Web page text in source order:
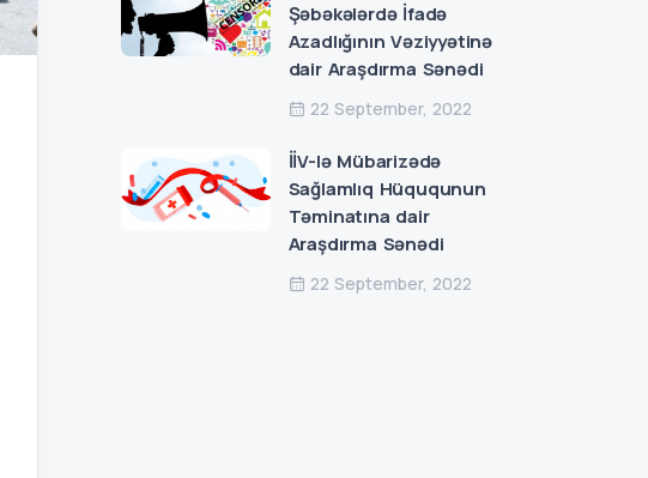
Şəbəkələrdə İfadə
Azadlığının Vəziyyətinə
dair Araşdırma Sənədi
22 September, 2022
İİV-lə Mübarizədə
Sağlamlıq Hüququnun
Təminatına dair
Araşdırma Sənədi
22 September, 2022